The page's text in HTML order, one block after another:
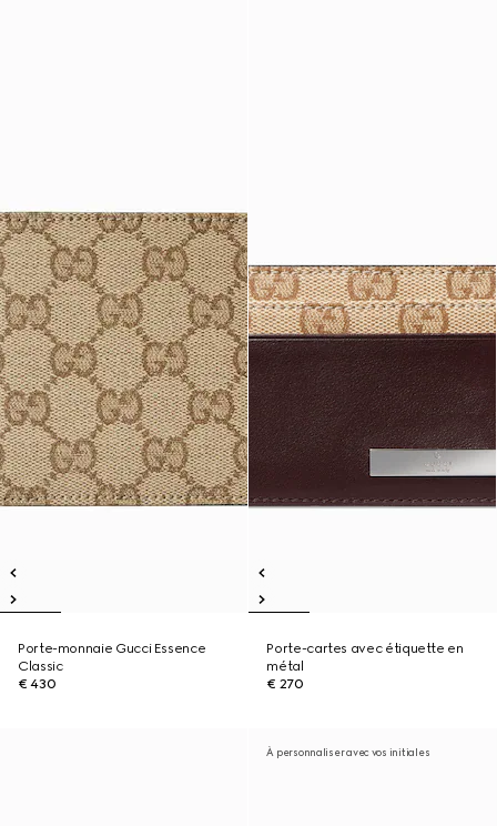
Porte-monnaie Gucci Essence
Classic
€ 430
Porte-cartes avec étiquette en
métal
€ 270
À personnaliser avec vos initiales